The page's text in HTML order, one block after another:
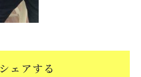
シェアする